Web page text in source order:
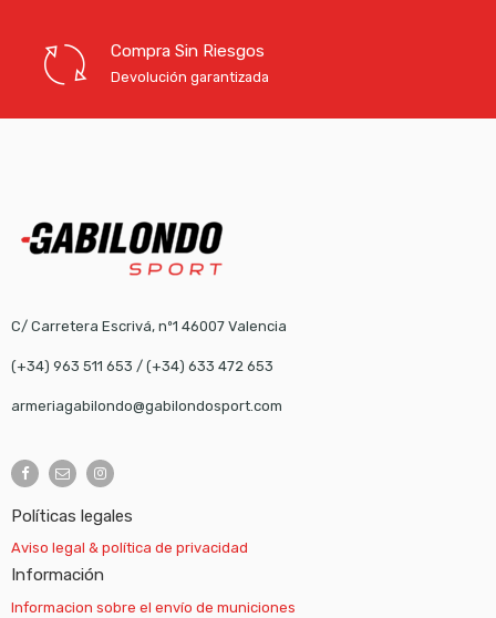
Compra Sin Riesgos
Devolución garantizada
C/ Carretera Escrivá, nº1 46007 Valencia
(+34) 963 511 653 / (+34) 633 472 653
armeriagabilondo@gabilondosport.com
Políticas legales
Aviso legal & política de privacidad
Información
Informacion sobre el envío de municiones